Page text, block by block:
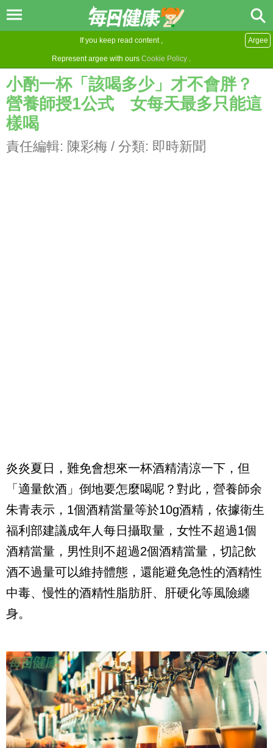
If you keep read content ,
Represent argee with ours Cookie Policy .
Argee
小酌一杯「該喝多少」才不會胖？
營養師授1公式 女每天最多只能這
樣喝
責任編輯: 陳彩梅 / 分類: 即時新聞
炎炎夏日，難免會想來一杯酒精清涼一下，但
「適量飲酒」倒地要怎麼喝呢？對此，營養師余
朱青表示，1個酒精當量等於10g酒精，依據衛生
福利部建議成年人每日攝取量，女性不超過1個
酒精當量，男性則不超過2個酒精當量，切記飲
酒不過量可以維持體態，還能避免急性的酒精性
中毒、慢性的酒精性脂肪肝、肝硬化等風險纏
身。